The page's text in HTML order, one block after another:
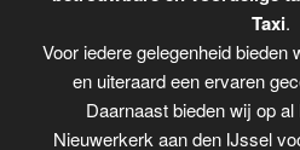
Taxi.
Voor iedere gelegenheid bieden
en uiteraard een ervaren
Daarnaast bieden wij op
Nieuwerkerk aan den IJssel